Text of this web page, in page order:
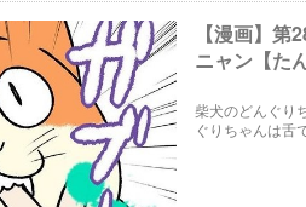
【漫画】
ニャン【た
柴犬のどんぐり
ぐりちゃんは舌